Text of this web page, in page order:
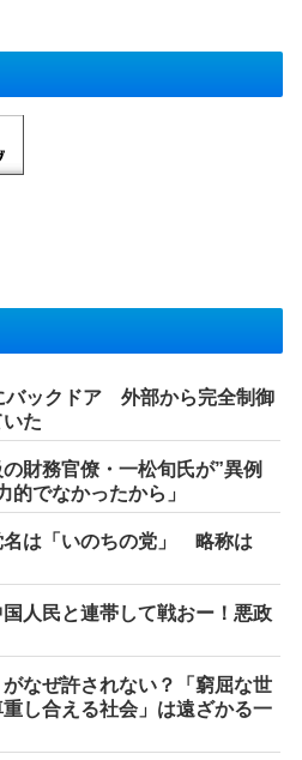
バックドア 外部から完全制御
た
財務官僚・一松旬氏が”異例
でなかったから」
名は「いのちの党」 略称は
人民と連帯して戦おー！悪政
なぜ許されない？「窮屈な世
し合える社会」は遠ざかる一